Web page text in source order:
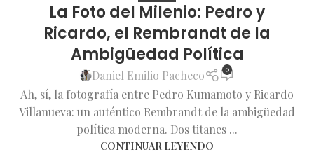
La Foto del Milenio: Pedro y
Ricardo, el Rembrandt de la
Ambigüedad Política
Daniel Emilio Pacheco 0
Ah, sí, la fotografía entre Pedro Kumamoto y Ricardo
Villanueva: un auténtico Rembrandt de la ambigüedad
política moderna. Dos titanes ...
CONTINUAR LEYENDO